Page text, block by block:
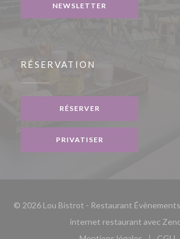
NEWSLETTER
RÉSERVATION
RÉSERVER
PRIVATISER
© 2026 Lou Bistrot - Restaurant
internet restaurant avec